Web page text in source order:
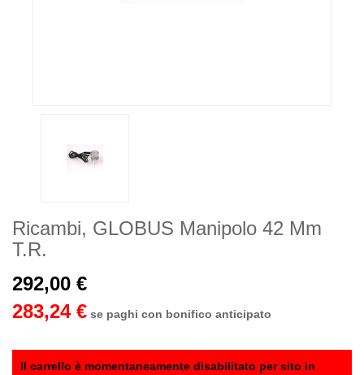
Ricambi, GLOBUS Manipolo 42 Mm
T.R.
292,00 €
283,24 € se paghi con bonifico anticipato
Il carrello è momentaneamente disabilitato per sito in